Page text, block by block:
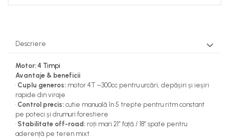
Descriere
Motor: 4 Timpi
Avantaje & beneficii
• Cuplu generos: motor 4T ~300cc pentru urcări, depășiri și ieșiri
rapide din viraje
• Control precis: cutie manuală în 5 trepte pentru ritm constant
pe poteci și drumuri forestiere
• Stabilitate off-road: roți mari 21” față / 18” spate pentru
aderență pe teren mixt